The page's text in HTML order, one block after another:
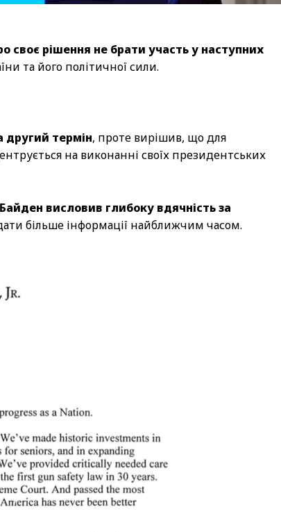
своє рішення не брати участь у наступних
та його політичної сили.
другий термін, проте вирішив, що для
на виконанні своїх президентських
Байден висловив глибоку вдячність за
більше інформації найближчим часом.